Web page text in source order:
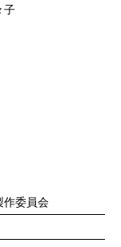
子
作委員会